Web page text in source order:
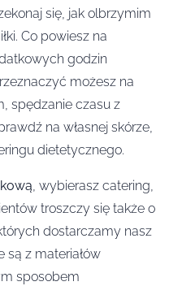
się, jak olbrzymim
Co powiesz na
godzin
możesz na
spędzanie czasu z
na własnej skórze,
dietetycznego.
, wybierasz catering,
troszczy się także o
dostarczamy nasz
są z materiałów
sposobem